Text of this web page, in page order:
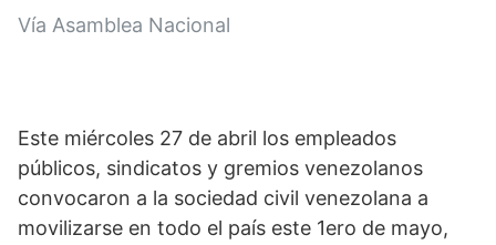
Vía Asamblea Nacional
Este miércoles 27 de abril los empleados
públicos, sindicatos y gremios venezolanos
convocaron a la sociedad civil venezolana a
movilizarse en todo el país este 1ero de mayo,